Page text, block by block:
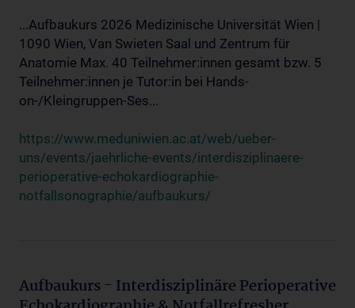
...Aufbaukurs 2026 Medizinische Universität Wien |
1090 Wien, Van Swieten Saal und Zentrum für
Anatomie Max. 40 Teilnehmer:innen gesamt bzw. 5
Teilnehmer:innen je Tutor:in bei Hands-
on-/Kleingruppen-Ses...
https://www.meduniwien.ac.at/web/ueber-
uns/events/jaehrliche-events/interdisziplinaere-
perioperative-echokardiographie-
notfallsonographie/aufbaukurs/
Aufbaukurs - Interdisziplinäre Perioperative